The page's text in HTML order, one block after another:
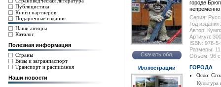
Публицистика
Книги партнеров
Подарочные издания
Наши авторы
Каталог
Полезная информация
Страны
Визы и загранпаспорт
Транспорт и расписания
Наши новости
Скачать обл.
Иллюстрации
городе
непременно
Серия:
Год
Автор:
Артикул:
ISBN: 978-
Размеры:
Объем: 96
ГОРОДА
Осло.
Культура